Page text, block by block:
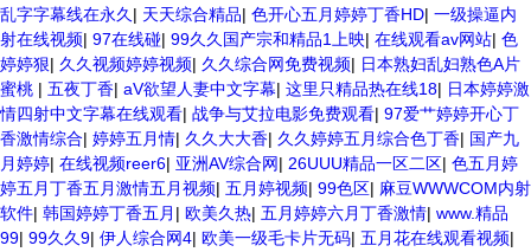
乱字字幕线在永久 | 天天综合精品| 色开心五月婷婷丁香HD| 一级操逼内
射在线视频| 97在线碰| 99久久国产宗和精品1上映| 在线观看av网站| 色
婷婷狠| 久久视频婷婷视频| 久久综合网免费视频| 日本熟妇乱妇熟色A片
蜜桃 | 五夜丁香| aV欲望人妻中文字幕| 这里只精品热在线18| 日本婷婷激
情四射中文字幕在线观看| 战争与艾拉电影免费观看| 97爱艹婷婷开心丁
香激情综合| 婷婷五月情| 久久大大香| 久久婷婷五月综合色丁香| 国产九
月婷婷| 在线视频reer6| 亚洲AV综合网| 26UUU精品一区二区| 色五月婷
婷五月丁香五月激情五月视频| 五月婷视频| 99色区| 麻豆WWWCOM内射
软件| 韩国婷婷丁香五月 | 欧美久热| 五月婷婷六月丁香激情| www.精品
99| 99久久9| 伊人综合网4| 欧美一级毛卡片无码| 五月花在线观看视频|